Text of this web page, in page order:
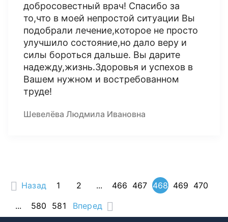
добросовестный врач! Спасибо за
то,что в моей непростой ситуации Вы
подобрали лечение,которое не просто
улучшило состояние,но дало веру и
силы бороться дальше. Вы дарите
надежду,жизнь.Здоровья и успехов в
Вашем нужном и востребованном
труде!
Шевелёва Людмила Ивановна
Назад 1 2 ... 466 467 468 469 470
...
580 581 Вперед